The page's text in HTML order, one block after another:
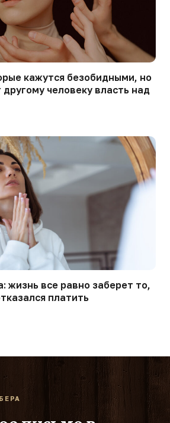
кажутся безобидными, но
человеку власть над
жизнь все равно заберет то,
платить